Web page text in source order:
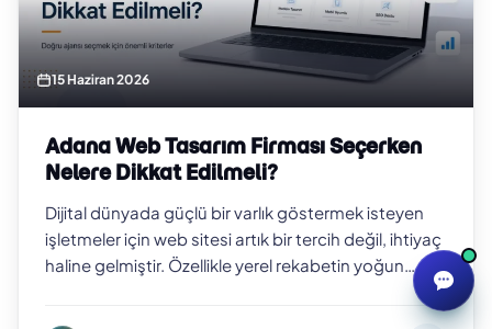
15 Haziran 2026
Adana Web Tasarım Firması Seçerken
Nelere Dikkat Edilmeli?
Dijital dünyada güçlü bir varlık göstermek isteyen
işletmeler için web sitesi artık bir tercih değil, ihtiyaç
haline gelmiştir. Özellikle yerel rekabetin yoğun